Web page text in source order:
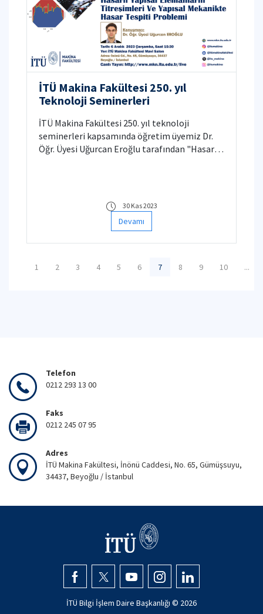
İTÜ Makina Fakültesi 250. yıl
Teknoloji Seminerleri
İTÜ Makina Fakültesi 250. yıl teknoloji
seminerleri kapsamında öğretim üyemiz Dr.
Öğr. Üyesi Uğurcan Eroğlu tarafından "Hasarlı
30 Kas 2023
Devamı
1 2 3 4 5 6 7 8 9 10 ...
Telefon
0212 293 13 00
Faks
0212 245 07 95
Adres
İTÜ Makina Fakültesi, İnönü Caddesi, No. 65, Gümüşsuyu,
34437, Beyoğlu / İstanbul
İTÜ Bilgi İşlem Daire Başkanlığı © 2026